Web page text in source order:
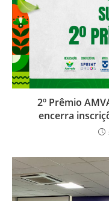
2º Prêmio
encerra